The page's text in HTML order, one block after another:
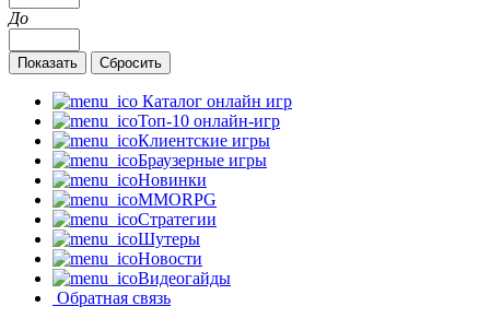
До
Каталог онлайн игр
Топ-10 онлайн-игр
Клиентские игры
Браузерные игры
Новинки
MMORPG
Стратегии
Шутеры
Новости
Видеогайды
Обратная связь